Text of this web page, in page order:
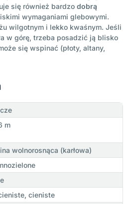
się również bardzo dobrą
wymaganiami glebowymi.
wilgotnym i lekko kwaśnym. Jeśli
w górę, trzeba posadzić ją blisko
się wspinać (płoty, altany,
m
wolnorosnąca (karłowa)
cieniste